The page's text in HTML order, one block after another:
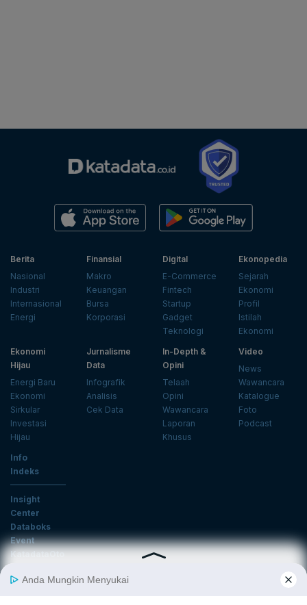
Berita
Nasional
Industri
Internasional
Energi
Finansial
Makro
Keuangan
Bursa
Korporasi
Digital
E-Commerce
Fintech
Startup
Gadget
Teknologi
Ekonopedia
Sejarah
Ekonomi
Profil
Istilah
Ekonomi
Ekonomi
Hijau
Energi Baru
Ekonomi
Sirkular
Investasi
Hijau
Jurnalisme
Data
Infografik
Analisis
Cek Data
In-Depth &
Opini
Telaah
Opini
Wawancara
Laporan
Khusus
Video
News
Wawancara
Katalogue
Foto
Podcast
Info
Indeks
Insight
Center
Databoks
Event
KatadataOto